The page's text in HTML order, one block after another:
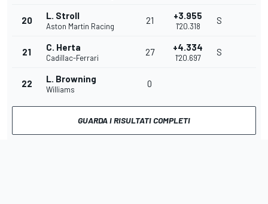
20 L. Stroll
Aston Martin Racing
21 +3.955
1'20.318
S
21 C. Herta
Cadillac-Ferrari
27 +4.334
1'20.697
S
22 L. Browning
Williams
0
GUARDA I RISULTATI COMPLETI